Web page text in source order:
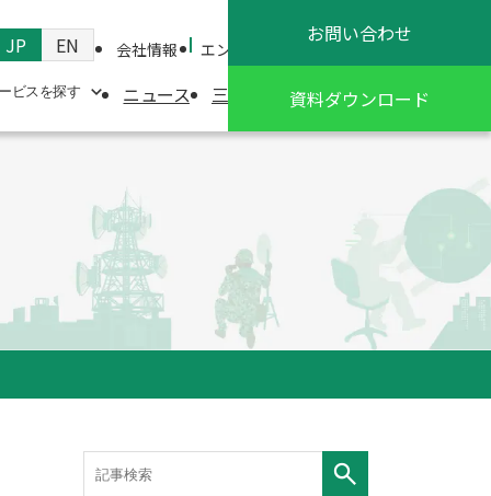
JP EN 会社情報 エンジニアブログ お客様専用ページ
危機管理対策
ビスを探す
宇宙ビジネス
ニュース 三技協が選ばれる理由 採用情報
お問い合わせ
資料ダウンロード